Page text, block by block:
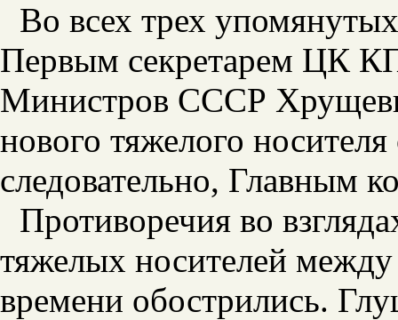
Во всех трех
Первым секретарем ЦК
Министров СССР
нового тяжелого
следовательно, Главным
Противоречия во
тяжелых носителей
времени обострились.